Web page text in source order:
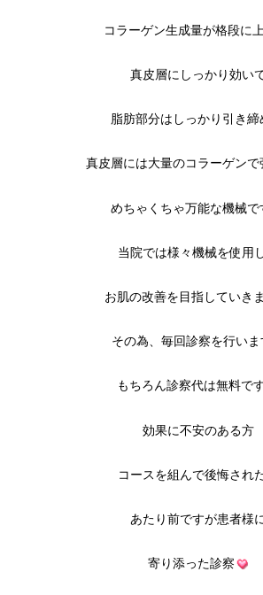
コラーゲン生成量が格段に上
真皮層にしっかり効い
脂肪部分はしっかり引き締
真皮層には大量のコラーゲンで
めちゃくちゃ万能な機械で
当院では様々機械を使用
お肌の改善を目指していき
その為、毎回診察を行いま
もちろん診察代は無料で
効果に不安のある方
コースを組んで後悔され
あたり前ですが患者様
寄り添った診察